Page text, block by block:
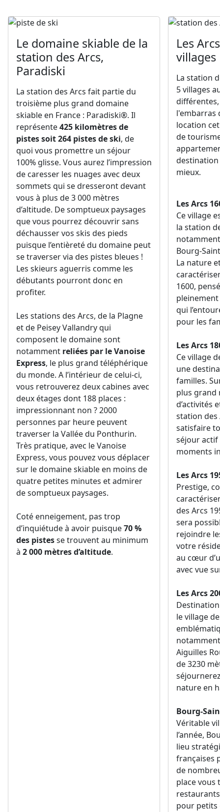
Le domaine skiable de la
station des Arcs,
Paradiski
La station des Arcs fait partie du
troisième plus grand domaine
skiable en France : Paradiski®. Il
représente425 kilomètres de
pistes soit 264 pistes de ski, de
quoi vous promettre un séjour
100% glisse. Vous aurez l’impression
de caresser les nuages avec deux
sommets qui se dresseront devant
vous à plus de 3 000 mètres
d’altitude. De somptueux paysages
que vous pourrez découvrir sans
déchausser vos skis des pieds
puisque l’entièreté du domaine peut
se traverser via des pistes bleues !
Les skieurs aguerris comme les
débutants pourront donc en
profiter.
Les stations des Arcs, de la Plagne
et de Peisey Vallandry qui
composent le domaine sont
notamment reliées par le Vanoise
Express, le plus grand téléphérique
du monde. A l’intérieur de celui-ci,
vous retrouverez deux cabines avec
deux étages dont 188 places :
impressionnant non ? 2000
personnes par heure peuvent
traverser la Vallée du Ponthurin.
Très pratique, avec le Vanoise
Express, vous pouvez vous déplacer
sur le domaine skiable en moins de
quatre petites minutes et admirer
de somptueux paysages.
Coté enneigement, pas trop
d’inquiétude à avoir puisque70 %
des pistesse trouvent au minimum
à 2 000 mètres d’altitude.
Les
villages
La station
5 villages
l'embarras
location
de
destination
mieux.
Les Arcs
Ce village
la station
Bourg-
La nature
1600,
pleinement
qui
pour les
Les Arcs
Ce village
une
familles.
plus grand
d’activités
station des
satisfaire
séjour
moments
Les Arcs
Prestige,
des Arcs
sera
rejoindre
votre
au cœur
avec vue
Les Arcs
le village
Aiguilles
de 3230
nature en
Bourg-
Véritable
l’année,
lieu
françaises
de
place vous
pour petits